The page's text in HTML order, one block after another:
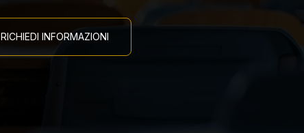
RICHIEDI INFORMAZIONI